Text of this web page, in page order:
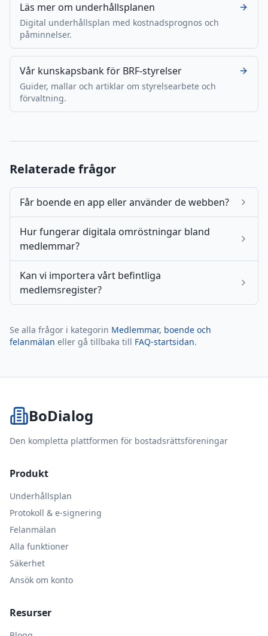
Läs mer om underhållsplanen
Digital underhållsplan med kostnadsprognos och
påminnelser.
Vår kunskapsbank för BRF-styrelser
Guider, mallar och artiklar om styrelsearbete och
förvaltning.
Relaterade frågor
Får boende en app eller använder de webben?
Hur fungerar digitala omröstningar bland
medlemmar?
Kan vi importera vårt befintliga
medlemsregister?
Se alla frågor i kategorin Medlemmar, boende och
felanmälan eller gå tillbaka till FAQ-startsidan.
BoDialog
Den kompletta plattformen för bostadsrättsföreningar
Produkt
Underhållsplan
Protokoll & e-signering
Felanmälan
Alla funktioner
Säkerhet
Ansök om konto
Resurser